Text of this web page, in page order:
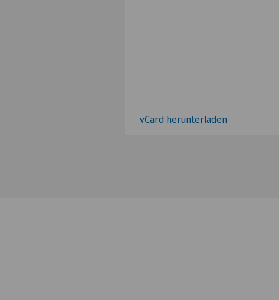
vCard herunterladen